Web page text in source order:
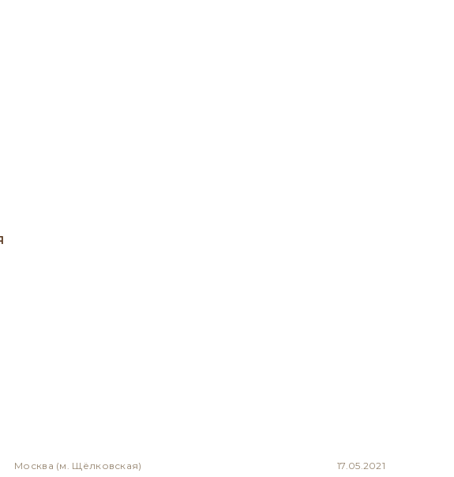
Москва (м. Щёлковская) 17.05.2021